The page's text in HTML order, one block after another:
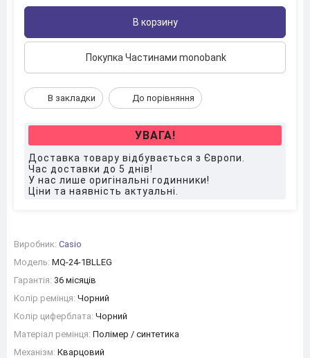
В корзину
Покупка Частинами monobank
В закладки До порівняння
УВАГА!
Доставка товару відбувається з Європи.
Час доставки до 5 днів!
У нас лише оригінальні годинники!
Ціни та наявність актуальні.
Виробник: Casio
Модель: MQ-24-1BLLEG
Гарантія: 36 місяців
Колір ремінця: Чорний
Колір циферблата: Чорний
Матеріал ремінця: Полімер / синтетика
Механізм: Кварцовий